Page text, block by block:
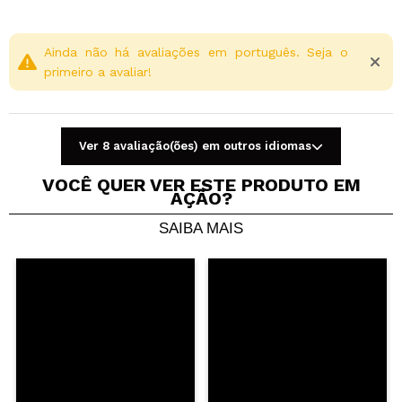
Compartilhar um vídeo ou uma foto
Seu vídeo pode ser o primeiro. Imagine isso...
Ainda não há avaliações em português. Seja o
primeiro a avaliar!
Ver 8 avaliação(ões) em outros idiomas
VOCÊ QUER VER ESTE PRODUTO EM
AÇÃO?
SAIBA MAIS